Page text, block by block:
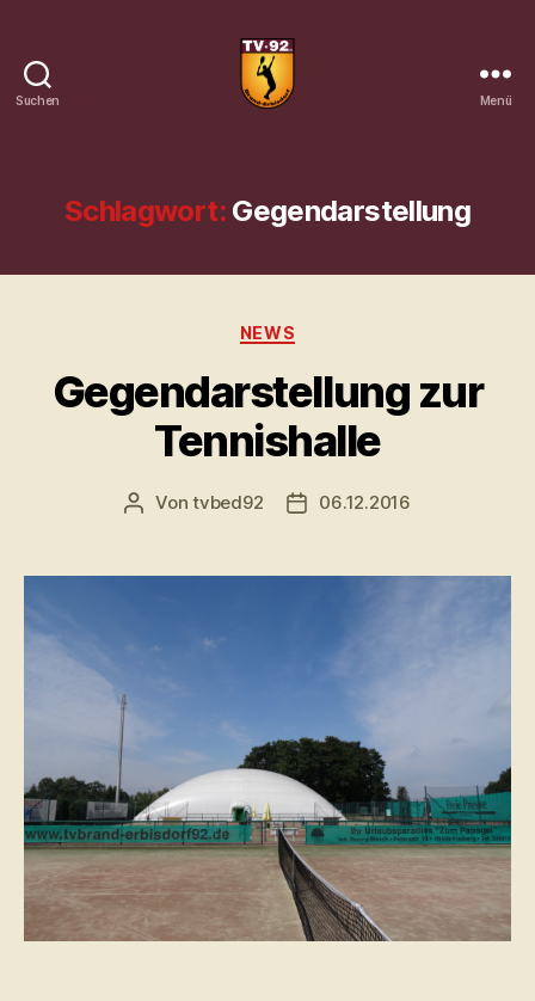
Suchen
92
e.
Menü
Schlagwort: Gegendarstellung
Kategorien
NEWS
Gegendarstellung zur
Tennishalle
Beitragsautor
Vontvbed92 Veröffentlichungsdatum
06.12.2016